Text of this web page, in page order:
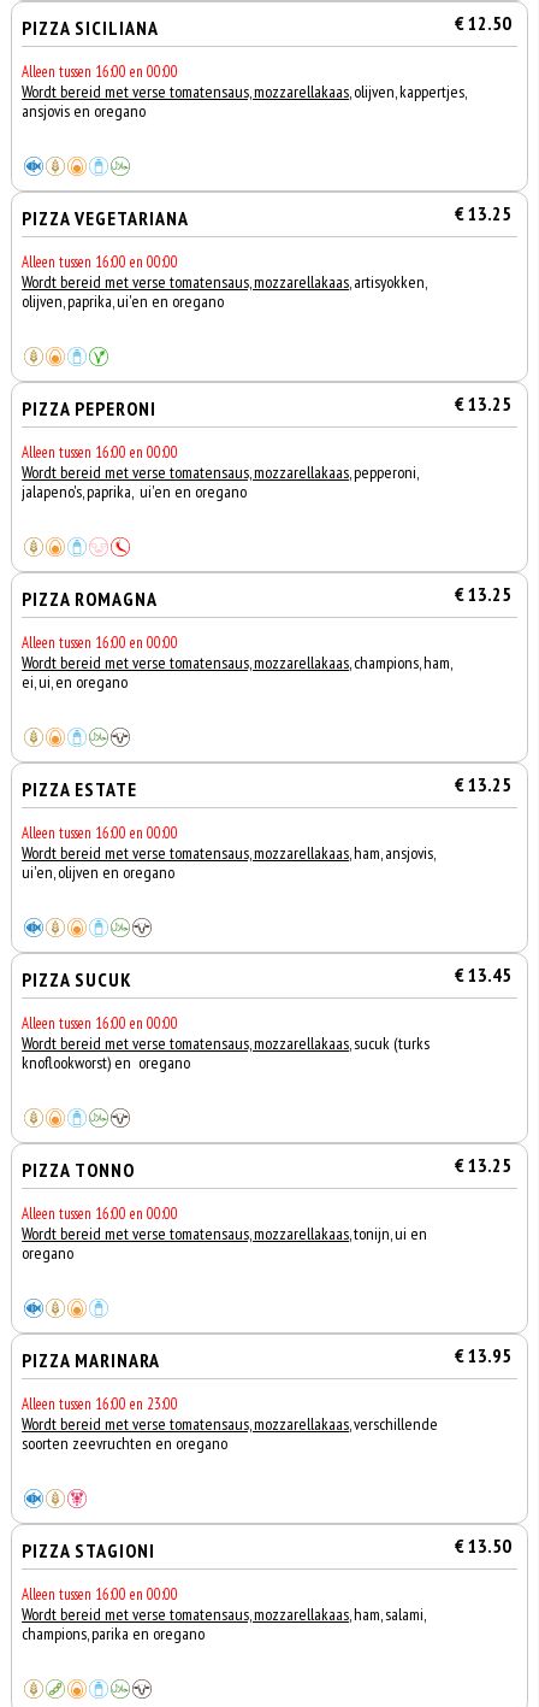
PIZZA SICILIANA € 12.50
Alleen tussen 16:00 en 00:00
Wordt bereid met verse tomatensaus, mozzarellakaas, olijven, kappertjes,
ansjovis en oregano
PIZZA VEGETARIANA € 13.25
Alleen tussen 16:00 en 00:00
Wordt bereid met verse tomatensaus, mozzarellakaas, artisyokken,
olijven, paprika, ui'en en oregano
PIZZA PEPERONI € 13.25
Alleen tussen 16:00 en 00:00
Wordt bereid met verse tomatensaus, mozzarellakaas, pepperoni,
jalapeno's, paprika, ui'en en oregano
PIZZA ROMAGNA € 13.25
Alleen tussen 16:00 en 00:00
Wordt bereid met verse tomatensaus, mozzarellakaas, champions, ham,
ei, ui, en oregano
PIZZA ESTATE € 13.25
Alleen tussen 16:00 en 00:00
Wordt bereid met verse tomatensaus, mozzarellakaas, ham, ansjovis,
ui'en, olijven en oregano
PIZZA SUCUK € 13.45
Alleen tussen 16:00 en 00:00
Wordt bereid met verse tomatensaus, mozzarellakaas, sucuk (turks
knoflookworst) en oregano
PIZZA TONNO € 13.25
Alleen tussen 16:00 en 00:00
Wordt bereid met verse tomatensaus, mozzarellakaas, tonijn, ui en
oregano
PIZZA MARINARA € 13.95
Alleen tussen 16:00 en 23:00
Wordt bereid met verse tomatensaus, mozzarellakaas, verschillende
soorten zeevruchten en oregano
PIZZA STAGIONI € 13.50
Alleen tussen 16:00 en 00:00
Wordt bereid met verse tomatensaus, mozzarellakaas, ham, salami,
champions, parika en oregano